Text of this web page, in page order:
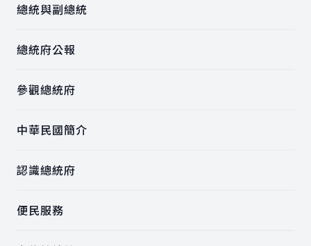
總統與副總統
總統府公報
參觀總統府
中華民國簡介
認識總統府
便民服務